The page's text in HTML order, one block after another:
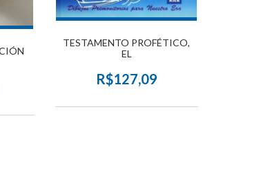
TESTAMENTO PROFÉTICO,
EL
R$127,09